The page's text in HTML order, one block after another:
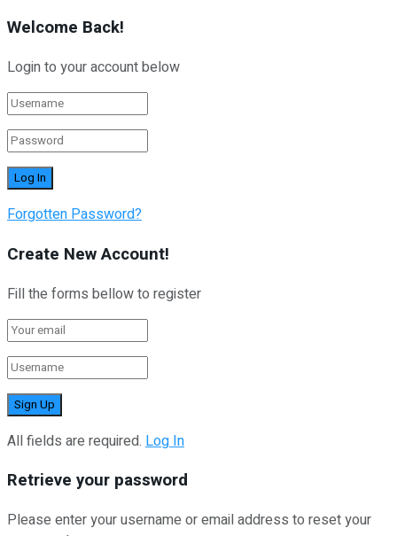
Welcome Back!
Login to your account below
Forgotten Password?
Create New Account!
Fill the forms bellow to register
All fields are required. Log In
Retrieve your password
Please enter your username or email address to reset your